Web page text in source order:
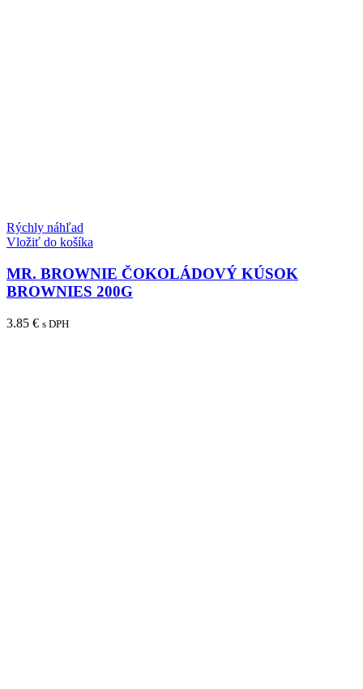
Rýchly náhľad
Vložiť do košíka
MR. BROWNIE ČOKOLÁDOVÝ KÚSOK
BROWNIES 200G
3.85 € s DPH